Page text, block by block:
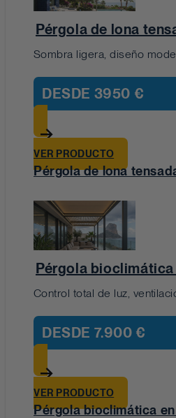
Pérgola de lona
Sombra ligera, diseño
DESDE 3950 €
VER PRODUCTO
Pérgola de lona
Pérgola
Control total de luz,
DESDE 7.900 €
VER PRODUCTO
Pérgola bioclimática